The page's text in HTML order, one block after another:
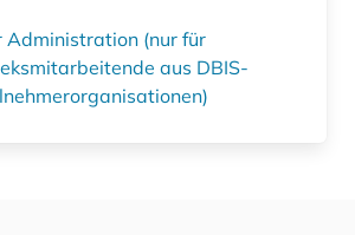
Administration (nur für
aus DBIS-